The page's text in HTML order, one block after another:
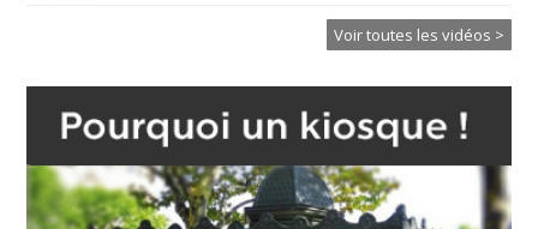
Voir toutes les vidéos >